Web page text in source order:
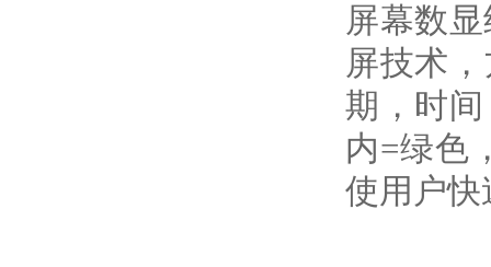
屏幕数
屏技术
期，时
内=绿色
使用户